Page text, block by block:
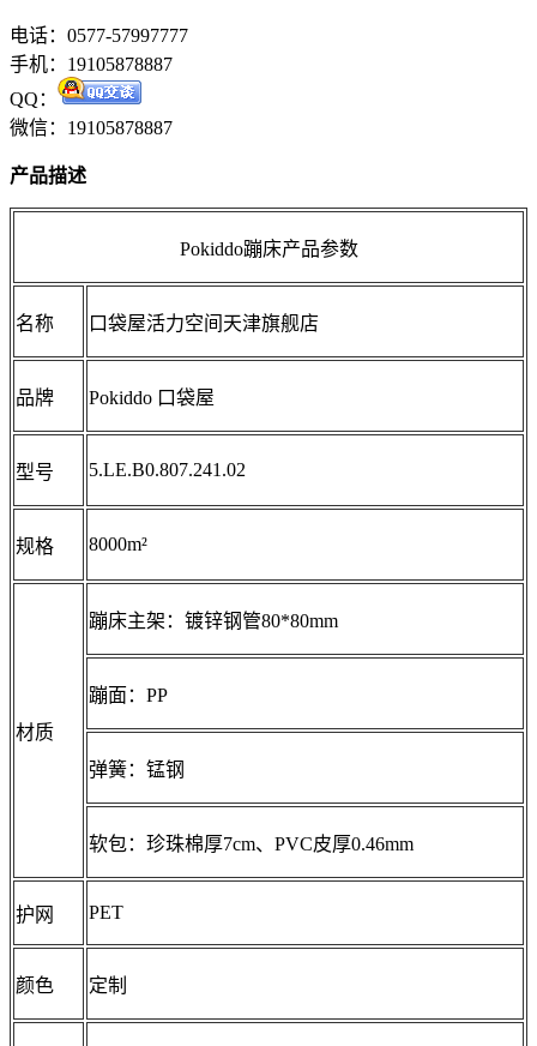
电话：0577-57997777
手机：19105878887
QQ：
微信：19105878887
产品描述
Pokiddo蹦床产品参数
名称 口袋屋活力空间天津旗舰店
品牌 Pokiddo 口袋屋
型号 5.LE.B0.807.241.02
规格 8000m²
材质
蹦床主架：镀锌钢管80*80mm
蹦面：PP
弹簧：锰钢
软包：珍珠棉厚7cm、PVC皮厚0.46mm
护网 PET
颜色 定制